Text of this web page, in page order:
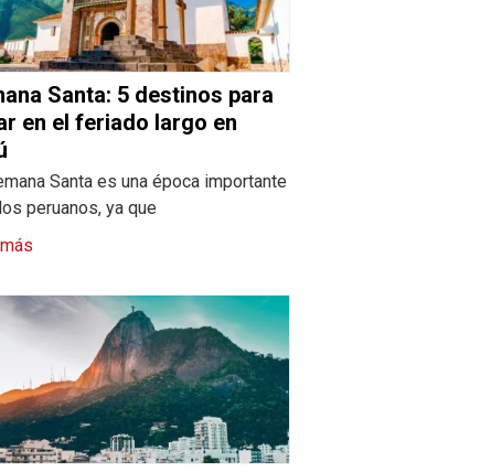
Santa: 5 destinos para
en el feriado largo en
Santa es una época importante
peruanos, ya que